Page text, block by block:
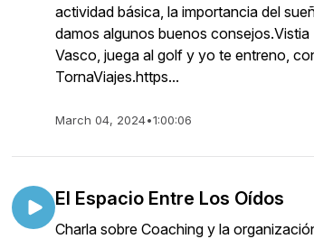
actividad básica, la importancia del
damos algunos buenos consejos.Vistia
Vasco, juega al golf y yo te entreno,
TornaViajes.https...
March 04, 2024•1:00:06
El Espacio Entre Los Oídos
Charla sobre Coaching y la